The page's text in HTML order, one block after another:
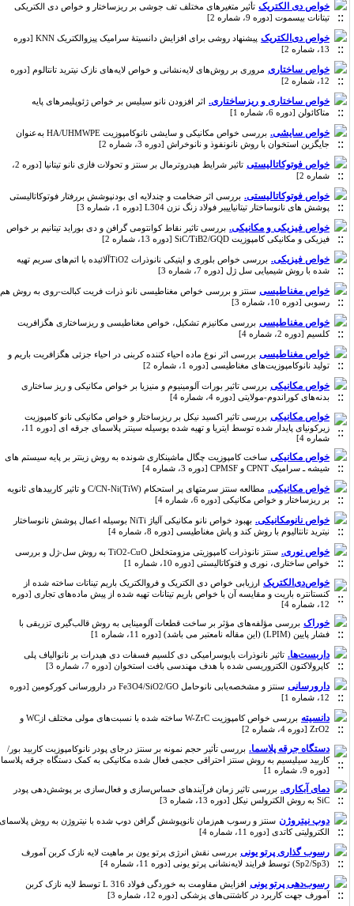
خواص دی الکتریک تأثیر متغیرهای مختلف تف جوشی بر ریزساختار و خواص دی الکتریکی
تیتانات بیسموت [دوره 9، شماره 2]
خواص دی‌الکتریک
پیشنهاد روشی برای افزایش دانسیتۀ سرامیک پیزوالکتریک KNN [دوره
13، شماره 2]
خواص ساختاری مروری بر روش‌های لایه‌نشانی و خواص لایه‌های نازک نیترید تانتالوم [دوره
12، شماره 2]
خواص ساختاری و ریزساختاری. اثر افزودن نانو سیلیس بر خواص ژئوپلیمرهای پایه
متاکائولن [دوره 6، شماره 1]
خواص سایشی.
بررسی خواص مکانیکی و سایشی نانوکامپوزیت HA/UHMWPE به‌عنوان
جایگزین استخوان با روش نانونفوذ و نانوخراش [دوره 3، شماره 2]
خواص فوتوکاتالیستی
تاثیر شرایط هیدروترمال بر سنتز و تحولات فازی نانو تیتانیا [دوره 2،
شماره 2]
خواص فوتوکاتالیستی. بررسی اثر ضخامت و چندلایه ای بودنپوشش بررفتار فوتوکاتالیستی
پوشش های نانوساختار تیتانیاییبر فولاد زنگ نزن L304 [دوره 1، شماره 3]
خواص فیزیکی و مکانیکی. بررسی تاثیر نقاط کوانتومی گرافن و دی بوراید تیتانیم بر خواص
فیزیکی و مکانیکی کامپوزیت SiC/TiB2/GQD [دوره 13، شماره 2]
خواص فیزیکی.
بررسی خواص بلوری و اپتیکی نانوذرات TiO2آلائیده با اتم‌های سریم تهیه
شده با روش شیمیایی سل ژل [دوره 7، شماره 3]
خواص مغناطیسی سنتز و بررسی خواص مغناطیسی نانو ذرات فریت کبالت-روی به روش هم
رسوبی [دوره 10، شماره 3]
خواص مغناطیسی بررسی مکانیزم تشکیل، خواص مغناطیسی و ریزساختاری هگزافریت
کلسیم [دوره 2، شماره 4]
خواص مغناطیسی بررسی اثر نوع ماده احیاء کننده کربنی در احیاء جزئی هگزافریت باریم و
تولید نانوکامپوزیت‌های مغناطیسی [دوره 1، شماره 2]
خواص مکانیکی بررسی تاثیر بورات آلومینیوم و منیزیا بر خواص مکانیکی و ریز ساختاری
بدنه‌های کوراندوم-مولایتی [دوره 4، شماره 4]
خواص مکانیکی بررسی تاثیر اکسید نیکل بر ریزساختار و خواص مکانیکی نانو کامپوزیت
زیرکونیای پایدار شده توسط ایتریا و تهیه شده بوسیله سینتر پلاسمای جرقه ای [دوره 11،
شماره 4]
خواص مکانیکی ساخت کامپوزیت چگال ماشینکاری شونده به روش زینتر بر پایه سیستم های
شیشه ـ سرامیک CPNT و CPMSF [دوره 3، شماره 4]
خواص مکانیکی.
‌مطالعه سنتز سرمتهای پر استحکام (TiW)C/CN-Ni و تاثیر کاربیدهای ثانویه
بر ریزساختار و خواص مکانیکی [دوره 6، شماره 4]
خواص نانومکانیکی.
بهبود خواص نانو مکانیکی آلیاژ NiTi بوسیله اعمال پوشش نانوساختار
نیترید تانتالیوم با روش کند و پاش مغناطیسی [دوره 8، شماره 4]
خواص نوری.
سنتز نانوذرات کامپوزیتی مزومتخلخل TiO2-CuO به روش سل-ژل و بررسی
خواص ساختاری، نوری و فتوکاتالیستی [دوره 10، شماره 1]
خواص‌دی‌الکتریک ارزیابی خواص دی الکتریک و فروالکتریک باریم تیناتات ساخته شده از
کنستانتره باریت و مقایسه آن با خواص باریم تیتانات تهیه شده از پیش ماده‌های تجاری [دوره
12، شماره 4]
خوراک بررسی مؤلفه‌های مؤثر بر ساخت قطعات آلومینایی به روش قالب‌گیری تزریقی با
فشار پایین (LPIM) (این مقاله نامعتبر می باشد) [دوره 11، شماره 1]
داربست‌ها‌. تاثیر نانوذرات بایوسرامیکی دی‌ کلسیم ‌فسفات دی ‌هیدرات بر نانوالیاف پلی
کاپرولاکتون الکتروریسی شده با هدف مهندسی بافت استخوان [دوره 7، شماره 3]
دارورسانی
سنتز و مشخصه‌یابی نانوحامل Fe3O4/SiO2/GO در دارورسانی کورکومین [دوره
12، شماره 1]
دانسیته
بررسی خواص کامپوزیت W-ZrC ساخته شده با نسبت‌های مولی مختلف ازWC و
ZrO2 [دوره 4، شماره 2]
دستگاه جرقه پلاسما. بررسی تأثیر حجم نمونه بر سنتز درجای پودر نانوکامپوزیت کاربید بور/
کاربید سیلیسیم به روش سنتز احتراقی حجمی فعال شده مکانیکی به کمک دستگاه جرقه پلاسما
[دوره 9، شماره 1]
دمای آبکاری. بررسی تاثیر زمان فرآیندهای حساس‌سازی و فعال‌سازی بر پوشش‌دهی پودر
SiC به روش الکترولس نیکل [دوره 13، شماره 3]
دوپ نیتروژن سنتز و رسوب هم‌زمان نانوپوشش گرافن دوپ شده با نیتروژن به روش پلاسمای
الکترولیتی کاتدی [دوره 11، شماره 4]
رسوب گذاری پرتو یونی بررسی نقش انرژی پرتو یون بر ماهیت لایه‌ نازک کربن آمورف
رسوب‌دهی پرتو یونی
افزایش مقاومت به خوردگی فولاد 316 L توسط لایه نازک کربن
آمورف جهت کاربرد در کاشتنی‌های پزشکی [دوره 12، شماره 3]